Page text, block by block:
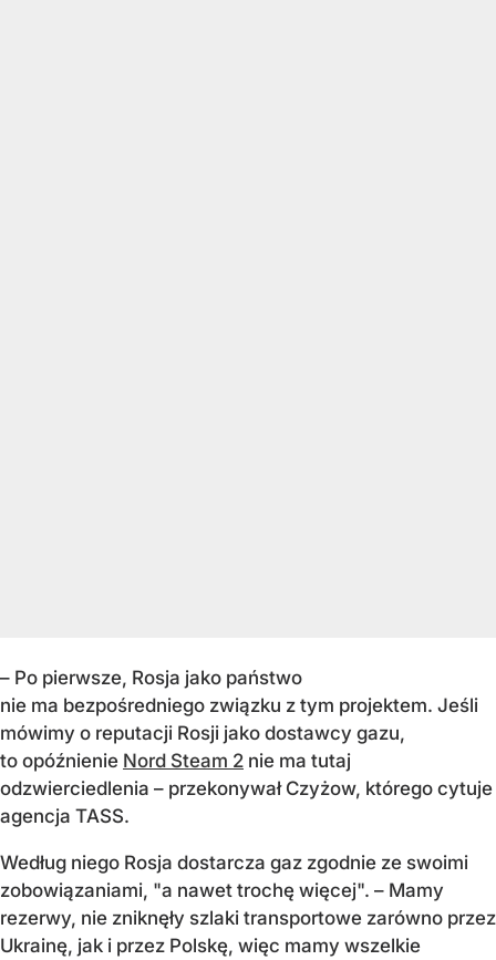
– Po pierwsze, Rosja jako państwo
nie ma bezpośredniego związku z tym projektem. Jeśli
mówimy o reputacji Rosji jako dostawcy gazu,
to opóźnienie Nord Steam 2 nie ma tutaj
odzwierciedlenia – przekonywał Czyżow, którego cytuje
agencja TASS.
Według niego Rosja dostarcza gaz zgodnie ze swoimi
zobowiązaniami, "a nawet trochę więcej". – Mamy
rezerwy, nie zniknęły szlaki transportowe zarówno przez
Ukrainę, jak i przez Polskę, więc mamy wszelkie